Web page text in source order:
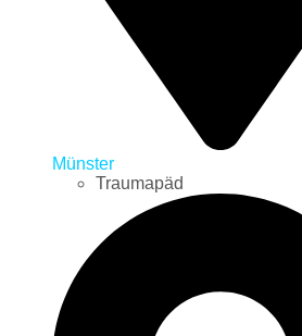
Münster
Traumapäd